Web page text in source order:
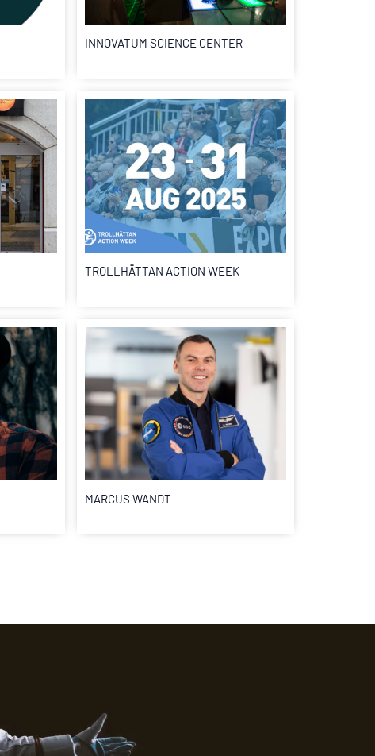
INNOVATUM SCIENCE CENTER
TROLLHÄTTAN ACTION WEEK
MARCUS WANDT